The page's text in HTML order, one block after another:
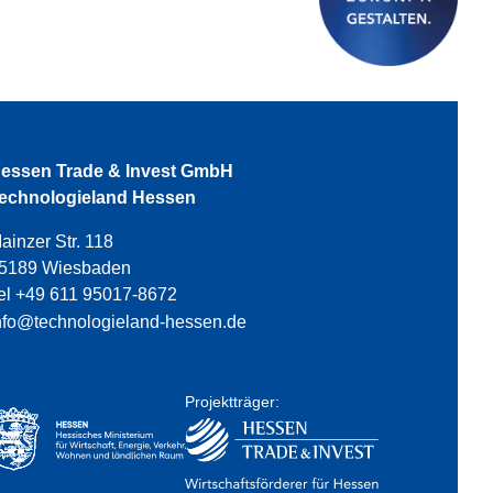
Trade & Invest GmbH
Hessen
Str. 118
Wiesbaden
+49 611 95017-8672
hessen.de
Projektträger: